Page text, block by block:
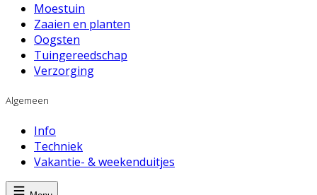
Moestuin
Zaaien en planten
Oogsten
Tuingereedschap
Verzorging
Algemeen
Info
Techniek
Vakantie- & weekenduitjes